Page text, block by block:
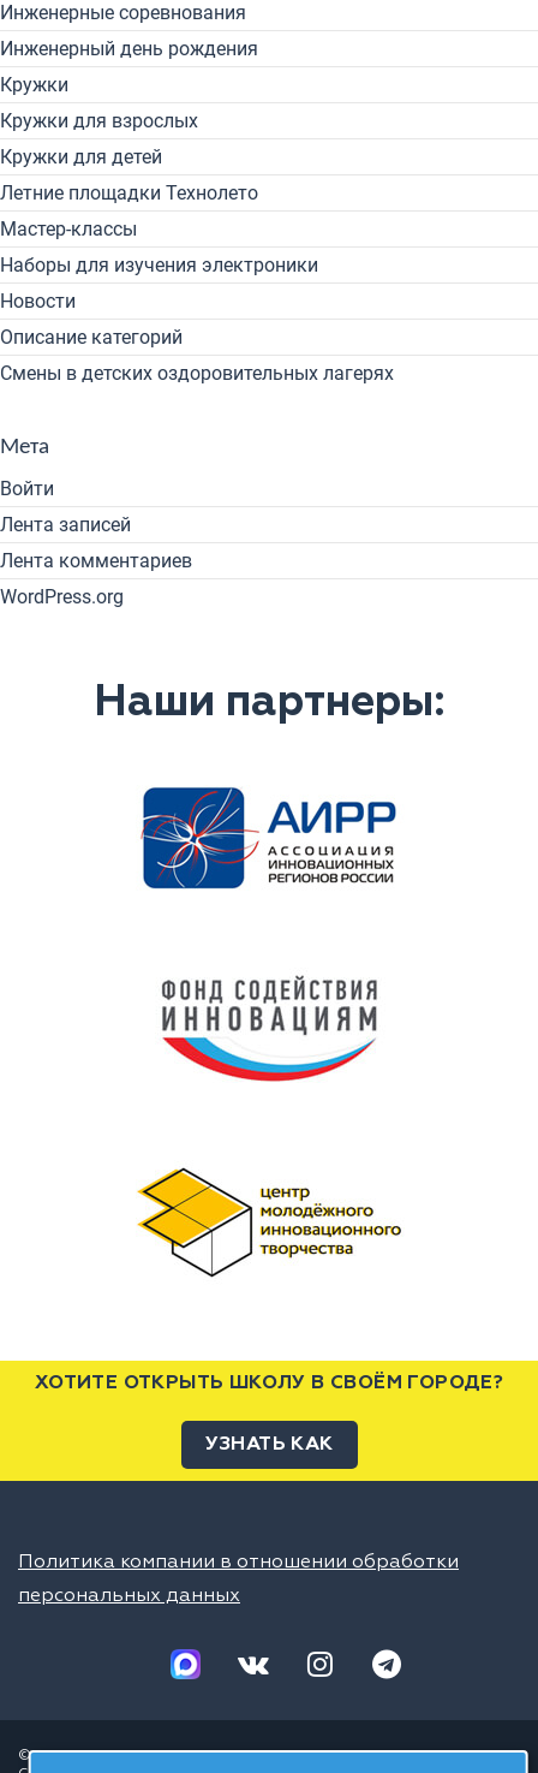
Инженерные соревнования
Инженерный день рождения
Кружки
Кружки для взрослых
Кружки для детей
Летние площадки Технолето
Мастер-классы
Наборы для изучения электроники
Новости
Описание категорий
Смены в детских оздоровительных лагерях
Мета
Войти
Лента записей
Лента комментариев
WordPress.org
Наши партнеры:
ХОТИТЕ ОТКРЫТЬ ШКОЛУ В СВОЁМ ГОРОДЕ?
УЗНАТЬ КАК
Политика компании в отношении обработки
персональных данных
© 2026 ШЦТ